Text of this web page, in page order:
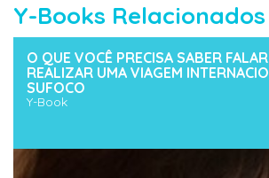
Y-Books Relacionados
O QUE VOCÊ PRECISA SABER
REALIZAR UMA VIAGEM
SUFOCO
Y-Book